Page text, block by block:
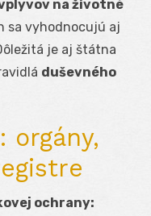
na životné
sa vyhodnocujú aj
je aj štátna
duševného
orgány,
ochrany: